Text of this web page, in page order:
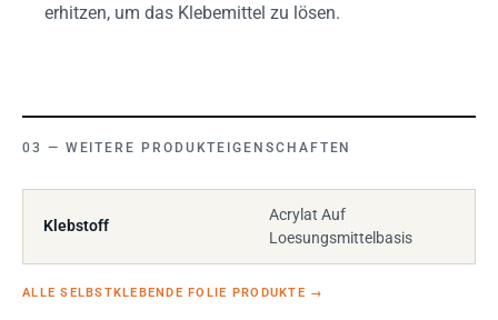
erhitzen, um das Klebemittel zu lösen.
WEITERE PRODUKTEIGENSCHAFTEN
Klebstoff
Acrylat Auf
Loesungsmittelbasis
ALLE SELBSTKLEBENDE FOLIE PRODUKTE →